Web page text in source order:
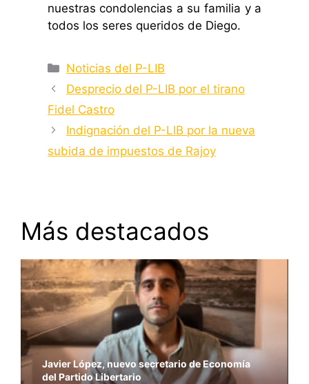
nuestras condolencias a su familia y a
todos los seres queridos de Diego.
Categorías
Noticias del P-LIB
Desprecio del P-LIB por el tirano
Fidel Castro
Indignación del P-LIB por la nueva
subida de impuestos de Rajoy
Más destacados
Javier López, nuevo secretario de Economía
del Partido Libertario